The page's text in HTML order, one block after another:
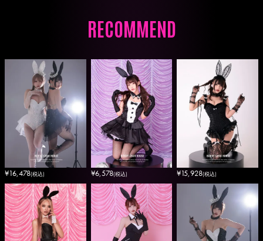
RECOMMEND
¥16,478(税込) ¥6,578(税込) ¥15,928(税込)